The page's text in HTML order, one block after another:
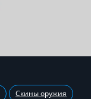
Скины оружия